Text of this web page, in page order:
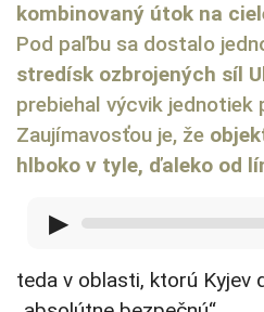
kombinovaný útok na
Pod paľbu sa dostalo
stredísk ozbrojených síl
prebiehal výcvik jednotiek
Zaujímavosťou je, že
hlboko v tyle, ďaleko od
▶
teda v oblasti, ktorú Kyjev